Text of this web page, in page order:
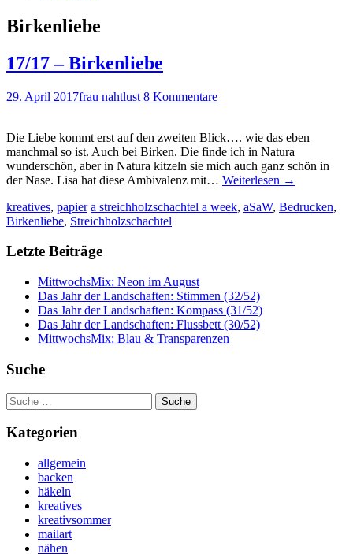
Birkenliebe
17/17 – Birkenliebe
29. April 2017frau nahtlust 8 Kommentare
Die Liebe kommt erst auf den zweiten Blick…. wie das eben
manchmal so ist. Auch bei Birken. Die finde ich in Natura
wunderschön, aber in Natura kitzeln sie mich auch ganz schön in
der Nase. Lisa hat diese Ambivalenz mit… Weiterlesen →
kreatives, papier a streichholzschachtel a week, aSaW, Bedrucken,
Birkenliebe, Streichholzschachtel
Letzte Beiträge
MittwochsMix: Neon im August
Das Jahr der Landschaften: Stimmen (32/52)
Das Jahr der Landschaften: Kompass (31/52)
Das Jahr der Landschaften: Flussbett (30/52)
MittwochsMix: Blau & Transparenzen
Suche
Suche
nach:
Kategorien
allgemein
backen
häkeln
kreatives
kreativsommer
mailart
nähen